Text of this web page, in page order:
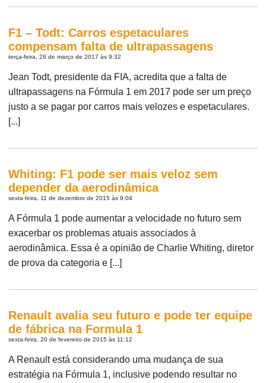
F1 – Todt: Carros espetaculares
compensam falta de ultrapassagens
terça-feira, 28 de março de 2017 às 9:32
Jean Todt, presidente da FIA, acredita que a falta de
ultrapassagens na Fórmula 1 em 2017 pode ser um preço
justo a se pagar por carros mais velozes e espetaculares.
[...]
Whiting: F1 pode ser mais veloz sem
depender da aerodinâmica
sexta-feira, 11 de dezembro de 2015 às 9:04
A Fórmula 1 pode aumentar a velocidade no futuro sem
exacerbar os problemas atuais associados à
aerodinâmica. Essa é a opinião de Charlie Whiting, diretor
de prova da categoria e [...]
Renault avalia seu futuro e pode ter equipe
de fábrica na Formula 1
sexta-feira, 20 de fevereiro de 2015 às 11:12
A Renault está considerando uma mudança de sua
estratégia na Fórmula 1, inclusive podendo resultar no